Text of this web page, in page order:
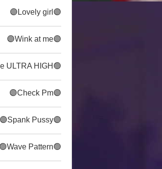
🟣Lovely girl🟣
🟣Wink at me🟣
🟢Test the ULTRA HIGH🟢
🟣Check Pm🟣
🟣Spank Pussy🟣
🟢Wave Pattern🟢